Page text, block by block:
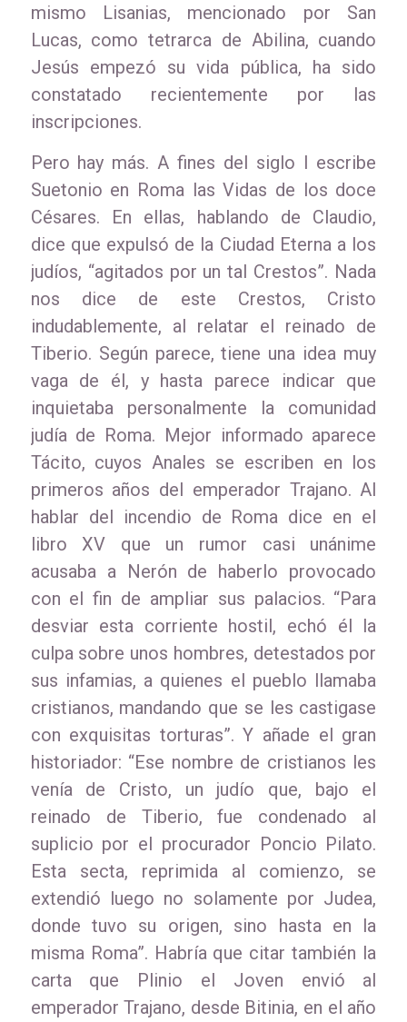
mismo Lisanias, mencionado por San
Lucas, como tetrarca de Abilina, cuando
Jesús empezó su vida pública, ha sido
constatado recientemente por las
inscripciones.
Pero hay más. A fines del siglo I escribe
Suetonio en Roma las Vidas de los doce
Césares. En ellas, hablando de Claudio,
dice que expulsó de la Ciudad Eterna a los
judíos, “agitados por un tal Crestos”. Nada
nos dice de este Crestos, Cristo
indudablemente, al relatar el reinado de
Tiberio. Según parece, tiene una idea muy
vaga de él, y hasta parece indicar que
inquietaba personalmente la comunidad
judía de Roma. Mejor informado aparece
Tácito, cuyos Anales se escriben en los
primeros años del emperador Trajano. Al
hablar del incendio de Roma dice en el
libro XV que un rumor casi unánime
acusaba a Nerón de haberlo provocado
con el fin de ampliar sus palacios. “Para
desviar esta corriente hostil, echó él la
culpa sobre unos hombres, detestados por
sus infamias, a quienes el pueblo llamaba
cristianos, mandando que se les castigase
con exquisitas torturas”. Y añade el gran
historiador: “Ese nombre de cristianos les
venía de Cristo, un judío que, bajo el
reinado de Tiberio, fue condenado al
suplicio por el procurador Poncio Pilato.
Esta secta, reprimida al comienzo, se
extendió luego no solamente por Judea,
donde tuvo su origen, sino hasta en la
misma Roma”. Habría que citar también la
carta que Plinio el Joven envió al
emperador Trajano, desde Bitinia, en el año